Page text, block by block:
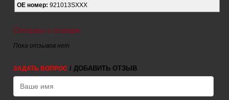
OE номер: 921013SXXX
Отзывы о товаре
Пока отзывов нет
ЗАДАТЬ ВОПРОС / ДОБАВИТЬ ОТЗЫВ